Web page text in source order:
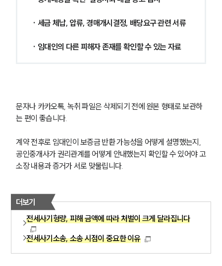
· 세금 체납, 압류, 경매개시결정, 배당요구 관련 서류
· 임대인의 다른 피해자 존재를 확인할 수 있는 자료
문자나 카카오톡, 녹취 파일은 삭제되기 전에 원본 형태로 보관하
는 편이 좋습니다.
계약 전후로 임대인이 보증금 반환 가능성을 어떻게 설명했는지,
공인중개사가 권리관계를 어떻게 안내했는지 확인할 수 있어야 고
소장 내용과 증거가 서로 맞물립니다.
더보기
전세사기형량, 피해 금액에 따라 처벌이 크게 달라집니다
전세사기소송, 소송 시점이 중요한 이유